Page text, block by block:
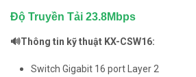
Độ Truyền Tải 23.8Mbps
🔊Thông tin kỹ thuật KX-CSW16:
Switch Gigabit 16 port Layer 2